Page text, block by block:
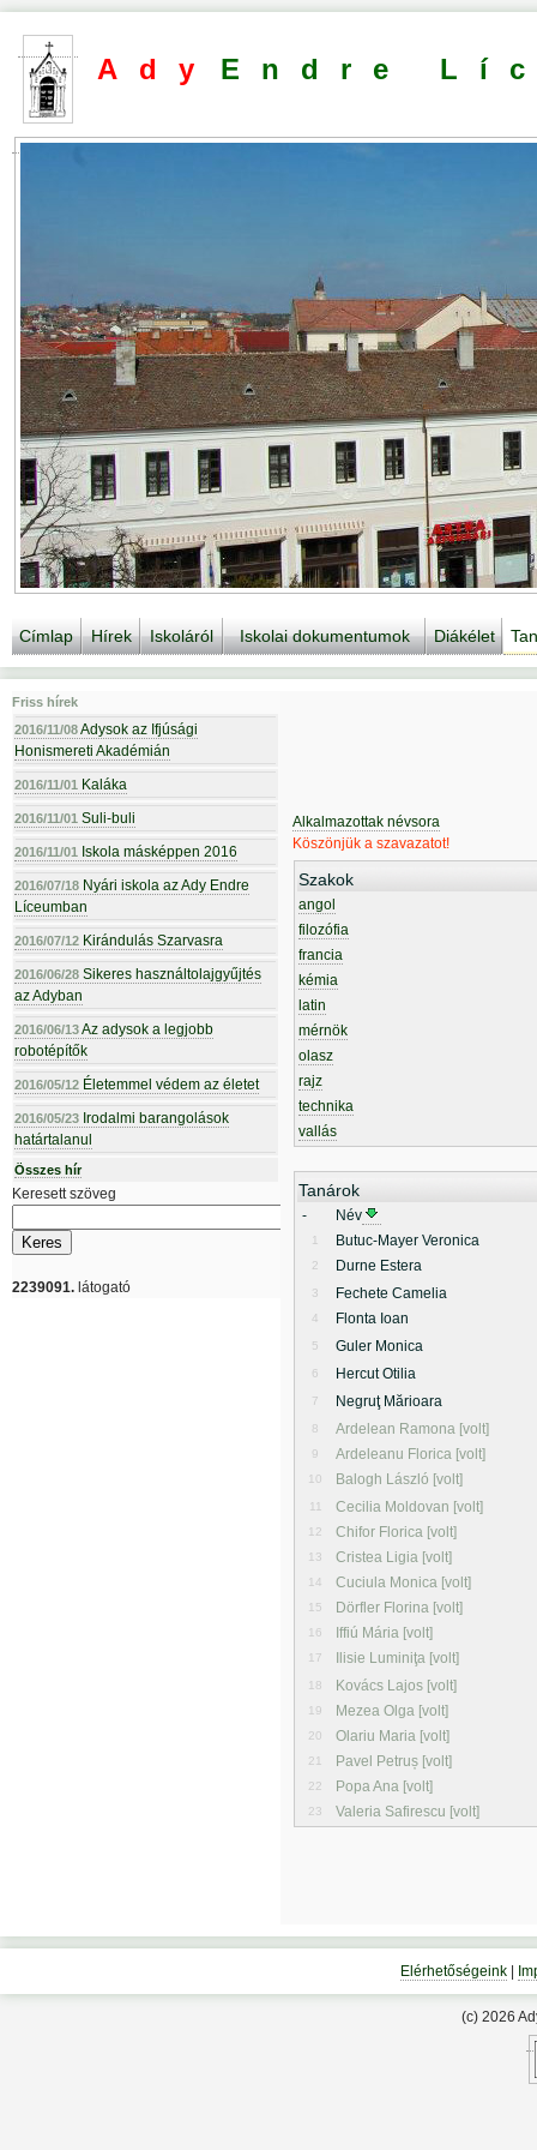
Ady Endre
Címlap Hírek Iskoláról Iskolai dokumentumok Diákélet
Friss hírek
2016/11/08Adysok az Ifjúsági
Honismereti Akadémián
2016/11/01 Kaláka
2016/11/01 Suli-buli
2016/11/01 Iskola másképpen 2016
2016/07/18 Nyári iskola az Ady Endre
Líceumban
2016/07/12 Kirándulás Szarvasra
2016/06/28 Sikeres használtolajgyűjtés
az Adyban
2016/06/13Az adysok a legjobb
robotépítők
2016/05/12 Életemmel védem az életet
2016/05/23 Irodalmi barangolások
határtalanul
Összes hír
Keresett szöveg
2239091. látogató
Alkalmazottak névsora
Köszönjük a szavazatot!
Szakok
angol
filozófia
francia
kémia
latin
mérnök
olasz
rajz
technika
vallás
Tanárok
- Név
1 Butuc-Mayer Veronica
2 Durne Estera
3 Fechete Camelia
4 Flonta Ioan
5 Guler Monica
6 Hercut Otilia
7 Negruţ Mărioara
8 Ardelean Ramona [volt]
9 Ardeleanu Florica [volt]
10 Balogh László [volt]
11 Cecilia Moldovan [volt]
12 Chifor Florica [volt]
13 Cristea Ligia [volt]
14 Cuciula Monica [volt]
15 Dörfler Florina [volt]
16 Iffiú Mária [volt]
17 Ilisie Luminiţa [volt]
18 Kovács Lajos [volt]
19 Mezea Olga [volt]
20 Olariu Maria [volt]
21 Pavel Petruș [volt]
22 Popa Ana [volt]
23 Valeria Safirescu [volt]
Elérhetőségeink|
(c) 2026